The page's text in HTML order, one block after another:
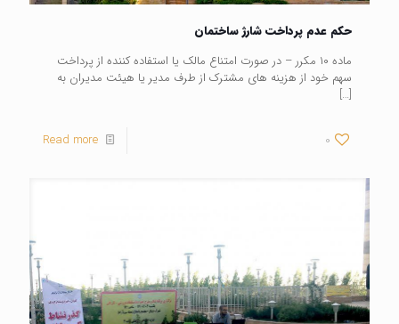
حکم عدم پرداخت شارژ ساختمان
ماده ۱۰ مکرر – در صورت امتناع مالک یا استفاده کننده از پرداخت
سهم خود از هزینه های مشترک از طرف مدیر یا هیئت مدیران به
[…]
0
Read more